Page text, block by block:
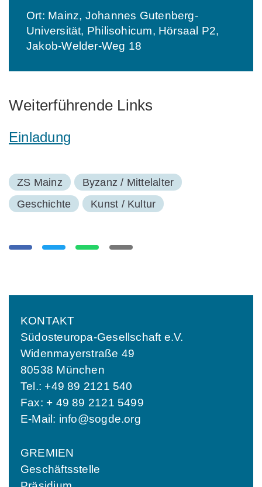
Ort: Mainz, Johannes Gutenberg-
Universität, Philisohicum, Hörsaal P2,
Jakob-Welder-Weg 18
Weiterführende Links
Einladung
ZS Mainz
Byzanz / Mittelalter
Geschichte
Kunst / Kultur
KONTAKT
Südosteuropa-Gesellschaft e.V.
Widenmayerstraße 49
80538 München
Tel.: +49 89 2121 540
Fax: + 49 89 2121 5499
E-Mail: info@sogde.org
GREMIEN
Geschäftsstelle